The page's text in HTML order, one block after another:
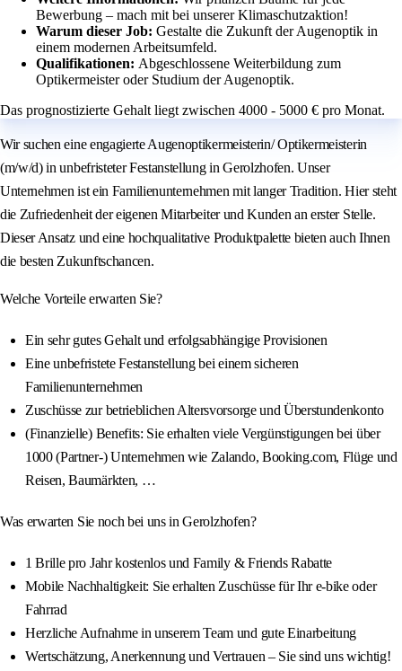
Bewerbung – mach mit bei unserer Klimaschutzaktion!
Warum dieser Job: Gestalte die Zukunft der Augenoptik in
einem modernen Arbeitsumfeld.
Qualifikationen: Abgeschlossene Weiterbildung zum
Optikermeister oder Studium der Augenoptik.
Das prognostizierte Gehalt liegt zwischen 4000 - 5000 € pro Monat.
Wir suchen eine engagierte Augenoptikermeisterin/ Optikermeisterin
(m/w/d) in unbefristeter Festanstellung in Gerolzhofen. Unser
Unternehmen ist ein Familienunternehmen mit langer Tradition. Hier steht
die Zufriedenheit der eigenen Mitarbeiter und Kunden an erster Stelle.
Dieser Ansatz und eine hochqualitative Produktpalette bieten auch Ihnen
die besten Zukunftschancen.
Welche Vorteile erwarten Sie?
Ein sehr gutes Gehalt und erfolgsabhängige Provisionen
Eine unbefristete Festanstellung bei einem sicheren
Familienunternehmen
Zuschüsse zur betrieblichen Altersvorsorge und Überstundenkonto
(Finanzielle) Benefits: Sie erhalten viele Vergünstigungen bei über
1000 (Partner-) Unternehmen wie Zalando, Booking.com, Flüge und
Reisen, Baumärkten, …
Was erwarten Sie noch bei uns in Gerolzhofen?
1 Brille pro Jahr kostenlos und Family & Friends Rabatte
Mobile Nachhaltigkeit: Sie erhalten Zuschüsse für Ihr e-bike oder
Fahrrad
Herzliche Aufnahme in unserem Team und gute Einarbeitung
Wertschätzung, Anerkennung und Vertrauen – Sie sind uns wichtig!